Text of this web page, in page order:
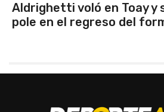
Emanuel Ance,
Rosario